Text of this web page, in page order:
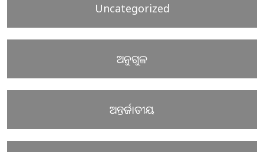
Uncategorized
ଅନୁଗୁଳ
ଅନ୍ତର୍ଜାତୀୟ